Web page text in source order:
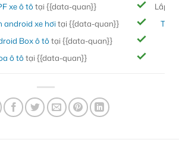
xe ô tôtại {{data-quan}}
android xe hơi tại {{data-quan}}
Box ô tôtại {{data-quan}}
ô tôtại {{data-quan}}
Lắp